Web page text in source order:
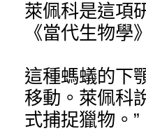
萊佩科是這項
《當代生物學
這種螞蟻的下
移動。萊佩科
式捕捉獵物。”